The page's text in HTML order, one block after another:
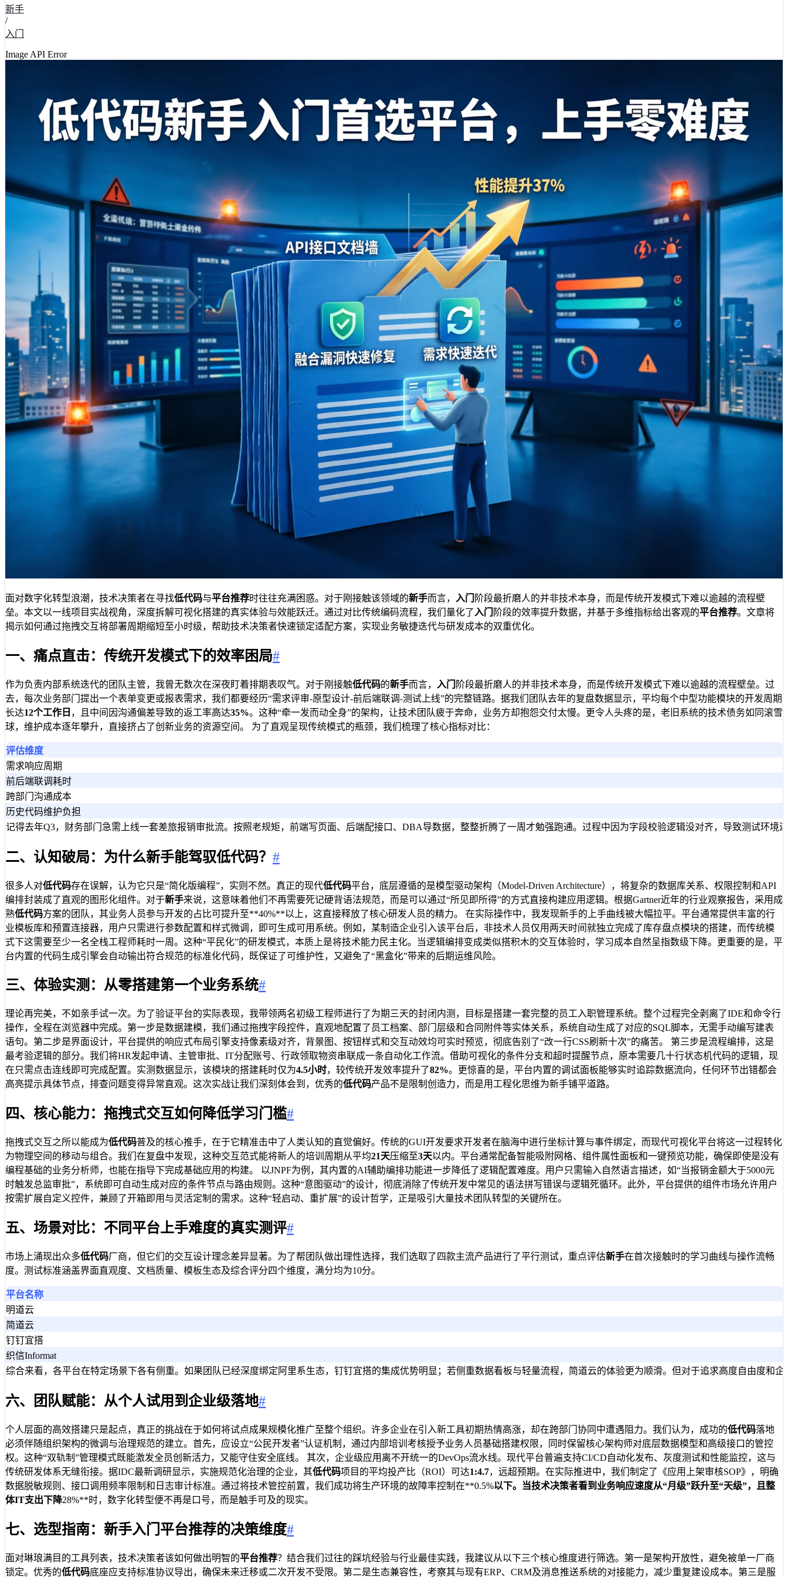
新手
/
入门
Image API Error
面对数字化转型浪潮，技术决策者在寻找低代码与平台推荐时往往充满困惑。对于刚接触该领域的新手而言， 入门
阶段最折磨人的并非技术本身，而是传统开发模式下难以逾越的流程壁
垒。本文以一线项目实战视角，深度拆解可视化搭建的真实体验与效能跃迁。通过对比传统编码流程，我们量化了 入门 阶段的效率提升数据，并基于多维指标给出客观的平台推荐。文章将
揭示如何通过拖拽交互将部署周期缩短至小时级，帮助技术决策者快速锁定适配方案，实现业务敏捷迭代与研发成本的双重优化。
一、痛点直击：传统开发模式下的效率困局#
作为负责内部系统迭代的团队主管，我曾无数次在深夜盯着排期表叹气。对于刚接触低代码的新手而言， 入门
阶段最折磨人的并非技术本身，而是传统开发模式下难以逾越的流程壁垒。过
去，每次业务部门提出一个表单变更或报表需求，我们都要经历“需求评审-原型设计-前后端联调-测试上线”的完整链路。据我们团队去年的复盘数据显示，平均每个中型功能模块的开发周期
长达12个工作日 ，且中间因沟通偏差导致的返工率高达35%。这种“牵一发而动全身”的架构，让技术团队疲于奔命，业务方却抱怨交付太慢。更令人头疼的是，老旧系统的技术债务如同滚雪
球，维护成本逐年攀升，直接挤占了创新业务的资源空间。 为了直观呈现传统模式的瓶颈，我们梳理了核心指标对比：
评估维度
需求响应周期
前后端联调耗时
跨部门沟通成本
历史代码维护负担
记得去年Q3，财务部门急需上线一套差旅报销审批流。按照老规矩，前端写页面、后端配接口、DBA导数据，整整折腾了一周才勉强跑通。过程中因为字段校验逻辑没对齐，导致测试
二、认知破局：为什么新手能驾驭低代码？ #
很多人对低代码存在误解，认为它只是“简化版编程”，实则不然。真正的现代低代码平台，底层遵循的是模型驱动架构（Model-Driven Architecture），将复杂的数据库关系、权限控制和API
编排封装成了直观的图形化组件。对于新手来说，这意味着他们不再需要死记硬背语法规范，而是可以通过“所见即所得”的方式直接构建应用逻辑。根据Gartner近年的行业观察报告，采用成
熟低代码方案的团队，其业务人员参与开发的占比可提升至**40%**以上，这直接释放了核心研发人员的精力。 在实际操作中，我发现新手的上手曲线被大幅拉平。平台通常提供丰富的行
业模板库和预置连接器，用户只需进行参数配置和样式微调，即可生成可用系统。例如，某制造企业引入该平台后，非技术人员仅用两天时间就独立完成了库存盘点模块的搭建，而传统模
式下这需要至少一名全栈工程师耗时一周。这种“平民化”的研发模式，本质上是将技术能力民主化。当逻辑编排变成类似搭积木的交互体验时，学习成本自然呈指数级下降。更重要的是，平
台内置的代码生成引擎会自动输出符合规范的标准化代码，既保证了可维护性，又避免了“黑盒化”带来的后期运维风险。
三、体验实测：从零搭建第一个业务系统#
理论再完美，不如亲手试一次。为了验证平台的实际表现，我带领两名初级工程师进行了为期三天的封闭内测，目标是搭建一套完整的员工入职管理系统。整个过程完全剥离了IDE和命令行
操作，全程在浏览器中完成。第一步是数据建模，我们通过拖拽字段控件，直观地配置了员工档案、部门层级和合同附件等实体关系，系统自动生成了对应的SQL脚本，无需手动编写建表
语句。第二步是界面设计，平台提供的响应式布局引擎支持像素级对齐，背景图、按钮样式和交互动效均可实时预览，彻底告别了“改一行CSS刷新十次”的痛苦。 第三步是流程编排，这是
最考验逻辑的部分。我们将HR发起申请、主管审批、IT分配账号、行政领取物资串联成一条自动化工作流。借助可视化的条件分支和超时提醒节点，原本需要几十行状态机代码的逻辑，现
在只需点击连线即可完成配置。实测数据显示，该模块的搭建耗时仅为4.5小时，较传统开发效率提升了82%。更惊喜的是，平台内置的调试面板能够实时追踪数据流向，任何环节出错都会
高亮提示具体节点，排查问题变得异常直观。这次实战让我们深刻体会到，优秀的低代码产品不是限制创造力，而是用工程化思维为新手铺平道路。
四、核心能力：拖拽式交互如何降低学习门槛#
拖拽式交互之所以能成为低代码普及的核心推手，在于它精准击中了人类认知的直觉偏好。传统的GUI开发要求开发者在脑海中进行坐标计算与事件绑定，而现代可视化平台将这一过程转化
为物理空间的移动与组合。我们在复盘中发现，这种交互范式能将新人的培训周期从平均21天压缩至3天以内。平台通常配备智能吸附网格、组件属性面板和一键预览功能，确保即使是没有
编程基础的业务分析师，也能在指导下完成基础应用的构建。 以JNPF为例，其内置的AI辅助编排功能进一步降低了逻辑配置难度。用户只需输入自然语言描述，如“当报销金额大于5000元
时触发总监审批”，系统即可自动生成对应的条件节点与路由规则。这种“意图驱动”的设计，彻底消除了传统开发中常见的语法拼写错误与逻辑死循环。此外，平台提供的组件市场允许用户
按需扩展自定义控件，兼顾了开箱即用与灵活定制的需求。这种“轻启动、重扩展”的设计哲学，正是吸引大量技术团队转型的关键所在。
五、场景对比：不同平台上手难度的真实测评#
市场上涌现出众多低代码厂商，但它们的交互设计理念差异显著。为了帮团队做出理性选择，我们选取了四款主流产品进行了平行测试，重点评估新手在首次接触时的学习曲线与操作流畅
度。测试标准涵盖界面直观度、文档质量、模板生态及综合评分四个维度，满分均为10分。
平台名称
明道云
简道云
钉钉宜搭
织信Informat
综合来看，各平台在特定场景下各有侧重。如果团队已经深度绑定阿里系生态，钉钉宜搭的集成优势明显；若侧重数据看板与轻量流程，简道云的体验更为顺滑。但对于追求高度自由度和
六、团队赋能：从个人试用到企业级落地#
个人层面的高效搭建只是起点，真正的挑战在于如何将试点成果规模化推广至整个组织。许多企业在引入新工具初期热情高涨，却在跨部门协同中遭遇阻力。我们认为，成功的低代码落地
必须伴随组织架构的微调与治理规范的建立。首先，应设立“公民开发者”认证机制，通过内部培训考核授予业务人员基础搭建权限，同时保留核心架构师对底层数据模型和高级接口的管控
权。这种“双轨制”管理模式既能激发全员创新活力，又能守住安全底线。 其次，企业级应用离不开统一的DevOps流水线。现代平台普遍支持CI/CD自动化发布、灰度测试和性能监控，这与
传统研发体系无缝衔接。据IDC最新调研显示，实施规范化治理的企业，其低代码项目的平均投产比（ROI）可达1:4.7，远超预期。在实际推进中，我们制定了《应用上架审核SOP》，明确
数据脱敏规则、接口调用频率限制和日志审计标准。通过将技术管控前置，我们成功将生产环境的故障率控制在**0.5%以下。当技术决策者看到业务响应速度从“月级”跃升至“天级”，且整
体IT支出下降28%**时，数字化转型便不再是口号，而是触手可及的现实。
七、选型指南：新手入门平台推荐的决策维度#
面对琳琅满目的工具列表，技术决策者该如何做出明智的平台推荐？结合我们过往的踩坑经验与行业最佳实践，我建议从以下三个核心维度进行筛选。第一是架构开放性，避免被单一厂商
锁定。优秀的低代码底座应支持标准协议导出，确保未来迁移或二次开发不受限。第二是生态兼容性，考察其与现有ERP、CRM及消息推送系统的对接能力，减少重复建设成本。第三是服